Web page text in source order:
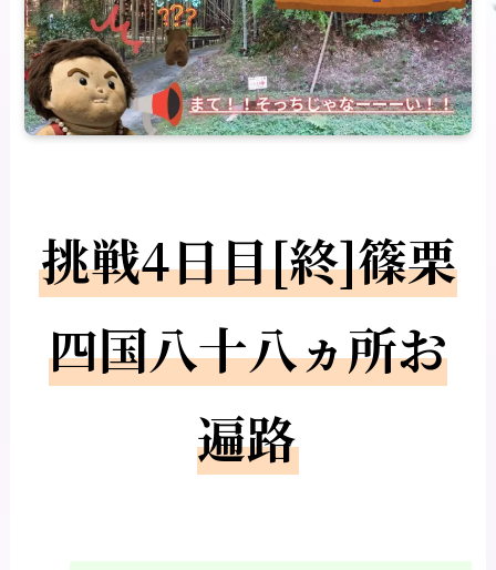
挑戦4日目[終]篠栗
四国八十八ヵ所お
遍路